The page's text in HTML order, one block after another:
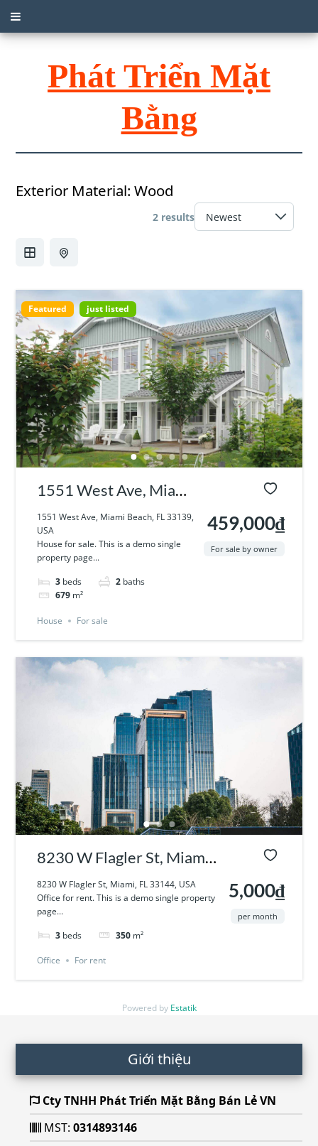
Phát Triển Mặt
Bằng
Exterior Material:Wood
2 results
Featured just listed
1551 West Ave, Miami
Beach, FL 33139, USA
1551 West Ave, Miami Beach, FL 33139,
USA
House for sale. This is a demo single
property page...
3 beds 2 baths
679 m²
459,000₫
For sale by owner
House For sale
8230 W Flagler St, Miami,
FL 33144, USA
8230 W Flagler St, Miami, FL 33144, USA
Office for rent. This is a demo single property
page...
3 beds 350 m²
5,000₫
per month
Office For rent
Powered by Estatik
Footer Giới thiệu
Cty TNHH Phát Triển Mặt Bằng Bán Lẻ VN
MST: 0314893146